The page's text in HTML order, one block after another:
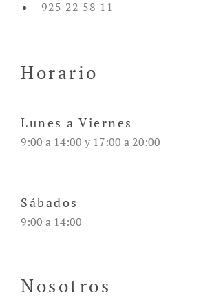
925 22 58 11
Horario
Lunes a Viernes
9:00 a 14:00 y 17:00 a 20:00
Sábados
9:00 a 14:00
Nosotros